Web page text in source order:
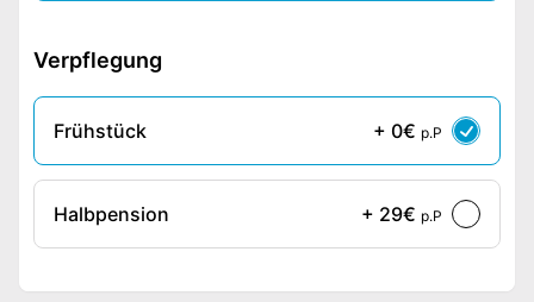
Verpflegung
Frühstück + 0€ p.P
Halbpension + 29€ p.P